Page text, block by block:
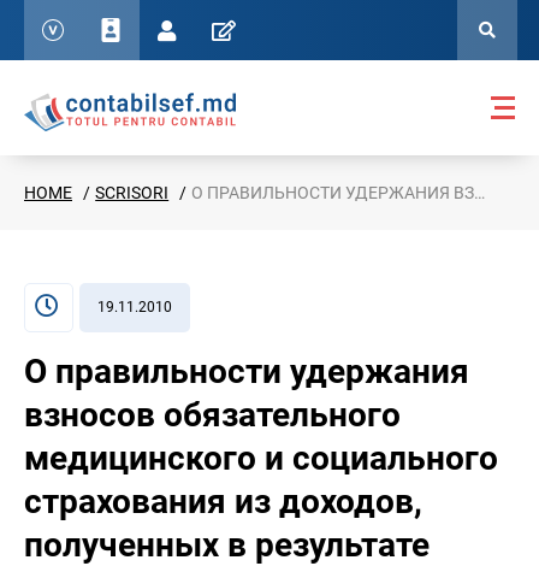
HOME SCRISORI О ПРАВИЛЬНОСТИ УДЕРЖАНИЯ ВЗНОСОВ ОБЯЗАТЕЛЬНОГО МЕДИЦИНСКОГО И СОЦИАЛЬНОГО СТРАХОВАНИЯ ИЗ ДОХОДОВ, ПОЛУЧЕННЫХ В РЕЗУЛЬТАТЕ РАБОТЫ ПО
19.11.2010
О правильности удержания
взносов обязательного
медицинского и социального
страхования из доходов,
полученных в результате